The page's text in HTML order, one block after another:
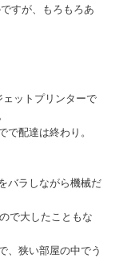
すが、もろもろあ
ットプリンターで
配達は終わり。
バラしながら機械だ
で大したこともな
、狭い部屋の中でう